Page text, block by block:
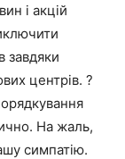
і акцій
завдяки
центрів. ?
На жаль,
симпатію.